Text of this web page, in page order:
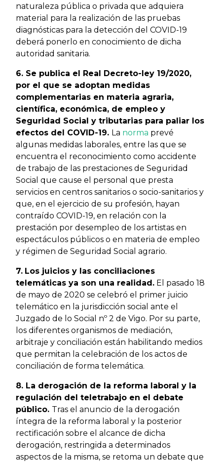
naturaleza pública o privada que adquiera
material para la realización de las pruebas
diagnósticas para la detección del COVID-19
deberá ponerlo en conocimiento de dicha
autoridad sanitaria.
6. Se publica el Real Decreto-ley 19/2020,
por el que se adoptan medidas
complementarias en materia agraria,
científica, económica, de empleo y
Seguridad Social y tributarias para paliar los
efectos del COVID-19. La norma prevé
algunas medidas laborales, entre las que se
encuentra el reconocimiento como accidente
de trabajo de las prestaciones de Seguridad
Social que cause el personal que presta
servicios en centros sanitarios o socio-sanitarios y
que, en el ejercicio de su profesión, hayan
contraído COVID-19, en relación con la
prestación por desempleo de los artistas en
espectáculos públicos o en materia de empleo
y régimen de Seguridad Social agrario.
7. Los juicios y las conciliaciones
telemáticas ya son una realidad. El pasado 18
de mayo de 2020 se celebró el primer juicio
telemático en la jurisdicción social ante el
Juzgado de lo Social nº 2 de Vigo. Por su parte,
los diferentes organismos de mediación,
arbitraje y conciliación están habilitando medios
que permitan la celebración de los actos de
conciliación de forma telemática.
8. La derogación de la reforma laboral y la
regulación del teletrabajo en el debate
público. Tras el anuncio de la derogación
íntegra de la reforma laboral y la posterior
rectificación sobre el alcance de dicha
derogación, restringida a determinados
aspectos de la misma, se retoma un debate que